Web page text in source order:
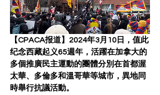
【CPACA报道】2024年3月10日，值此
纪念西藏起义65週年，活躍在加拿大的
多個推廣民主運動的團體分別在首都渥
太華、多倫多和溫哥華等城市，異地同
時舉行抗議活動。